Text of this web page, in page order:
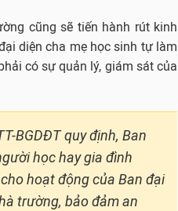
cũng sẽ tiến hành rút kinh
diện cha mẹ học sinh tự làm
có sự quản lý, giám sát của
BGDĐT quy định, Ban
học hay gia đình
hoạt động của Ban đại
trường, bảo đảm an